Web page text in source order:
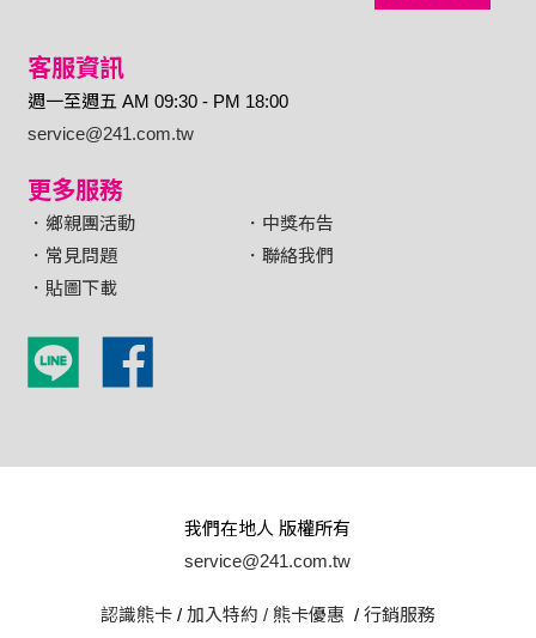
客服資訊
週一至週五 AM 09:30 - PM 18:00
service@241.com.tw
更多服務
．鄉親團活動
．中獎布告
．常見問題
．聯絡我們
．貼圖下載
我們在地人 版權所有
service@241.com.tw
認識熊卡/ 加入特約 /熊卡優惠 / 行銷服務